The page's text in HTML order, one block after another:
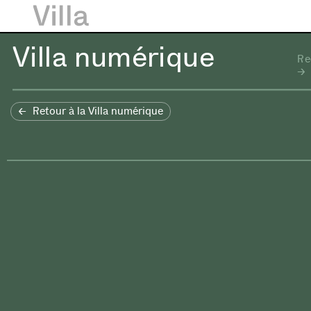
Villa numérique
Retour à la Villa numérique